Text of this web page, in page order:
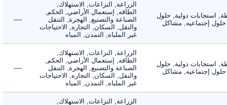
استجابات دولية, حلول
إجتماعيه, مشاكل
الزراعة, النزاعات, الاستهلاك,
الطاقه, إستعمال الأراضي, الحكم,
الصناعة والتصنيع, الهجرة, التنقل
والنقل, السكان, التجاره, الاحتياجات
غير الملباه, التمدن, المياه
----
استجابات دولية, حلول
إجتماعيه, مشاكل
الزراعة, النزاعات, الاستهلاك,
الطاقه, إستعمال الأراضي, الحكم,
الصناعة والتصنيع, الهجرة, التنقل
والنقل, السكان, التجاره, الاحتياجات
غير الملباه, التمدن, المياه
----
الزراعة, النزاعات, الاستهلاك,